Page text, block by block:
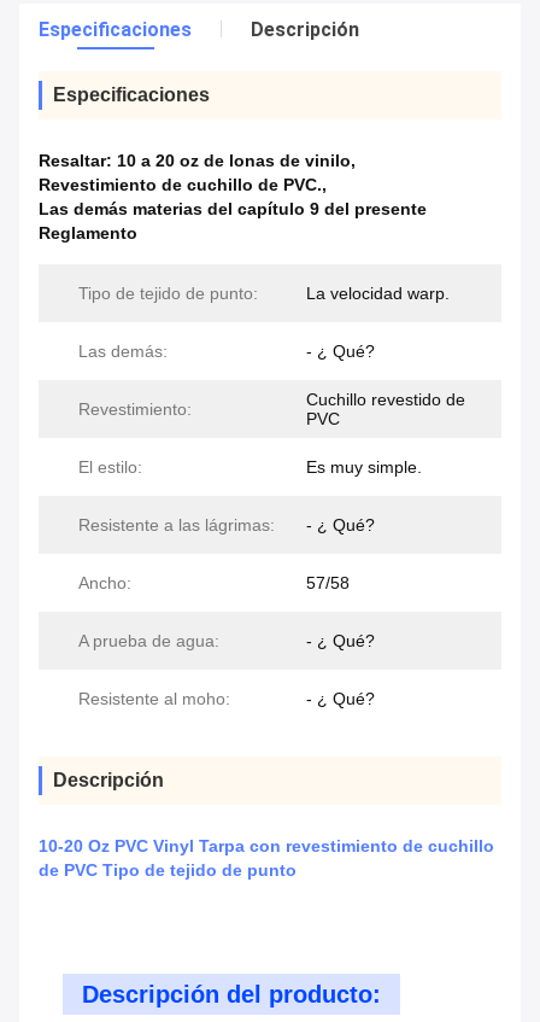
Especificaciones Descripción
Especificaciones
Resaltar: 10 a 20 oz de lonas de vinilo,
Revestimiento de cuchillo de PVC.,
Las demás materias del capítulo 9 del presente
Reglamento
Tipo de tejido de punto: La velocidad warp.
Las demás: - ¿ Qué?
Revestimiento:
Cuchillo revestido de
PVC
El estilo: Es muy simple.
Resistente a las lágrimas: - ¿ Qué?
Ancho: 57/58
A prueba de agua: - ¿ Qué?
Resistente al moho: - ¿ Qué?
Descripción
10-20 Oz PVC Vinyl Tarpa con revestimiento de cuchillo
de PVC Tipo de tejido de punto
Descripción del producto: